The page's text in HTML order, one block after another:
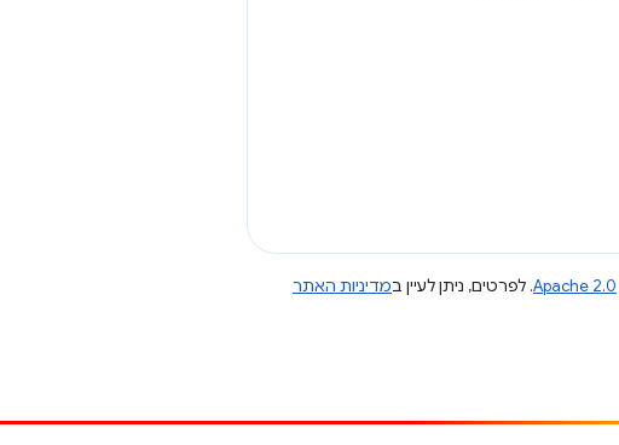
Apache 2.0. לפרטים, ניתן לעיין במדיניות האתר